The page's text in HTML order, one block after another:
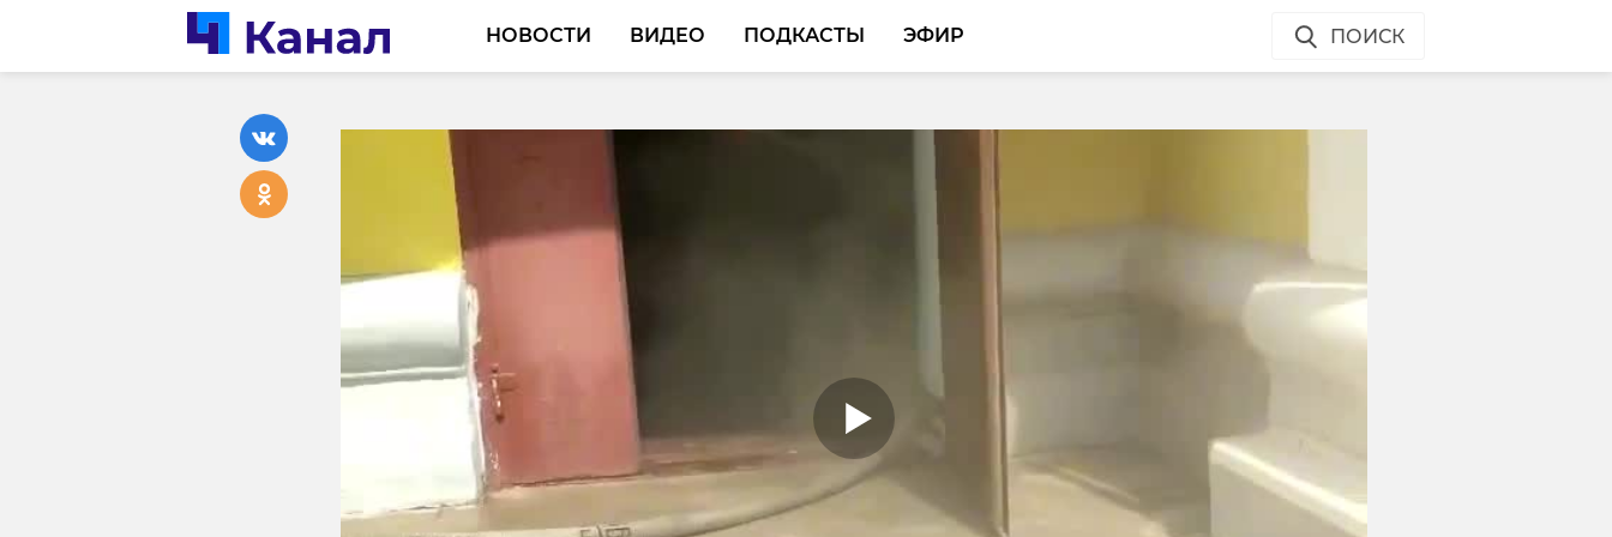
НОВОСТИ ВИДЕО ПОДКАСТЫ ЭФИР ПОИСК
На болотах Ленобласти зацвел
опасный багульник
08 июня, 12:52